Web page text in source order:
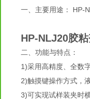
一、主要用途： HP-
HP-NLJ20胶
二、功能与特点：
1)采用高精度、全数
2)触摸键操作方式，
3)可实现试样装夹时